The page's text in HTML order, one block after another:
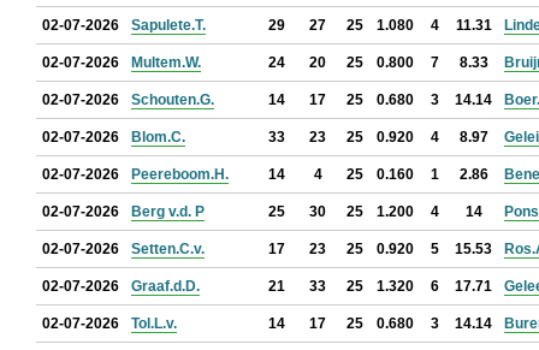
02-07-2026 Sapulete.T. 29 27 25 1.080 4 11.31
02-07-2026 Multem.W. 24 20 25 0.800 7 8.33
02-07-2026 Schouten.G. 14 17 25 0.680 3 14.14
02-07-2026 Blom.C. 33 23 25 0.920 4 8.97
02-07-2026 Peereboom.H. 14 4 25 0.160 1 2.86
02-07-2026 Berg v.d. P 25 30 25 1.200 4 14
02-07-2026 Setten.C.v. 17 23 25 0.920 5 15.53
02-07-2026 Graaf.d.D. 21 33 25 1.320 6 17.71
02-07-2026 Tol.L.v. 14 17 25 0.680 3 14.14